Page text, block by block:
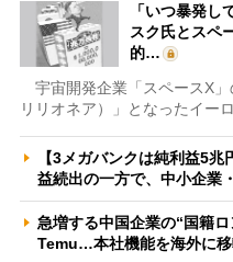
「いつ暴発し
スク氏とスペ
的…
宇宙開発企業「スペースX」
リリオネア）」となったイー
【3メガバンクは純利益5
益続出の一方で、中小企業
急増する中国企業の“国籍
Temu…本社機能を海外に